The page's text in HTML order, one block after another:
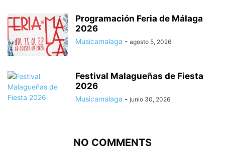
Programación Feria de Málaga
2026
Musicamalaga - agosto 5, 2026
Festival Malagueñas de Fiesta
2026
Musicamalaga - junio 30, 2026
NO COMMENTS